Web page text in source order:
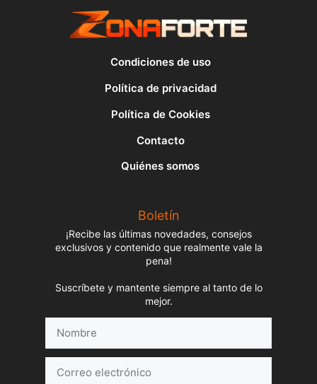
Condiciones de uso
Política de privacidad
Política de Cookies
Contacto
Quiénes somos
Boletín
¡Recibe las últimas novedades, consejos
exclusivos y contenido que realmente vale la
pena!
Suscríbete y mantente siempre al tanto de lo
mejor.
electrónico